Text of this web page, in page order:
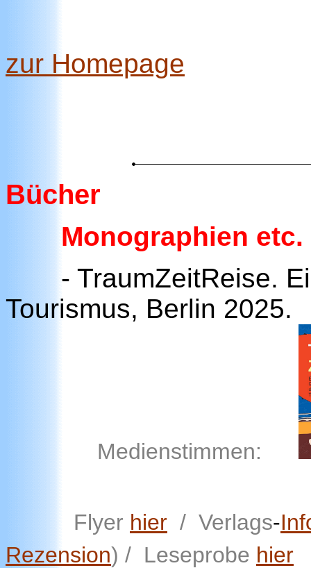
zur Homepage
Bücher
Monographien
- TraumZeitReise.
Tourismus,
Medienstimmen:
Flyer hier / Verlags-
Rezension) / Leseprobe hier